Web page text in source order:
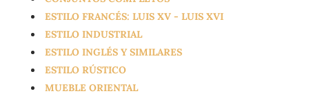
ESTILO FRANCÉS: LUIS XV - LUIS XVI
ESTILO INDUSTRIAL
ESTILO INGLÉS Y SIMILARES
ESTILO RÚSTICO
MUEBLE ORIENTAL